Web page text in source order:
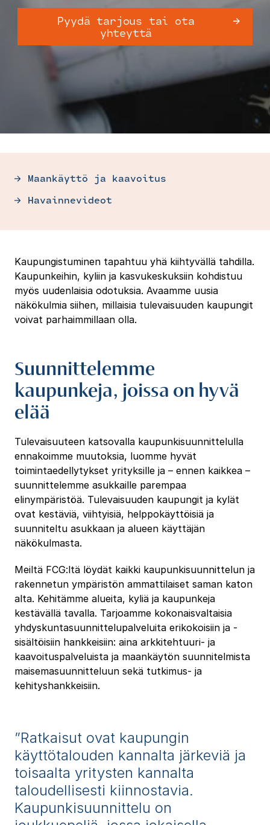
Pyydä tarjous tai ota
yhteyttä
Maankäyttö ja kaavoitus
Havainnevideot
Kaupungistuminen tapahtuu yhä kiihtyvällä tahdilla.
Kaupunkeihin, kyliin ja kasvukeskuksiin kohdistuu
myös uudenlaisia odotuksia. Avaamme uusia
näkökulmia siihen, millaisia tulevaisuuden kaupungit
voivat parhaimmillaan olla.
Suunnittelemme
kaupunkeja, joissa on hyvä
elää
Tulevaisuuteen katsovalla kaupunkisuunnittelulla
ennakoimme muutoksia, luomme hyvät
toimintaedellytykset yrityksille ja – ennen kaikkea –
suunnittelemme asukkaille parempaa
elinympäristöä. Tulevaisuuden kaupungit ja kylät
ovat kestäviä, viihtyisiä, helppokäyttöisiä ja
suunniteltu asukkaan ja alueen käyttäjän
näkökulmasta.
Meiltä FCG:ltä löydät kaikki kaupunkisuunnittelun ja
rakennetun ympäristön ammattilaiset saman katon
alta. Kehitämme alueita, kyliä ja kaupunkeja
kestävällä tavalla. Tarjoamme kokonaisvaltaisia
yhdyskuntasuunnittelupalveluita erikokoisiin ja -
sisältöisiin hankkeisiin: aina arkkitehtuuri- ja
kaavoituspalveluista ja maankäytön suunnitelmista
maisemasuunnitteluun sekä tutkimus- ja
kehityshankkeisiin.
”Ratkaisut ovat kaupungin
käyttötalouden kannalta järkeviä ja
toisaalta yritysten kannalta
taloudellisesti kiinnostavia.
Kaupunkisuunnittelu on